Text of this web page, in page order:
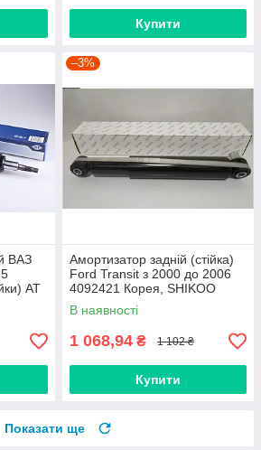
Купити
ВАЗ
AT
–3%
Амортизатор задній (стійка)
Ford Transit з 2000 до 2006
4092421 Корея, SHIKOO
В наявності
1 068,94 ₴ 1 102 ₴
Купити
Показати ще